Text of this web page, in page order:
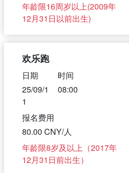
年龄限16周岁以上(2009年
12月31日以前出生)
欢乐跑
日期
25/09/1
1
时间
08:00
报名费用
80.00 CNY/人
年龄限8岁及以上（2017年
12月31日前出生）